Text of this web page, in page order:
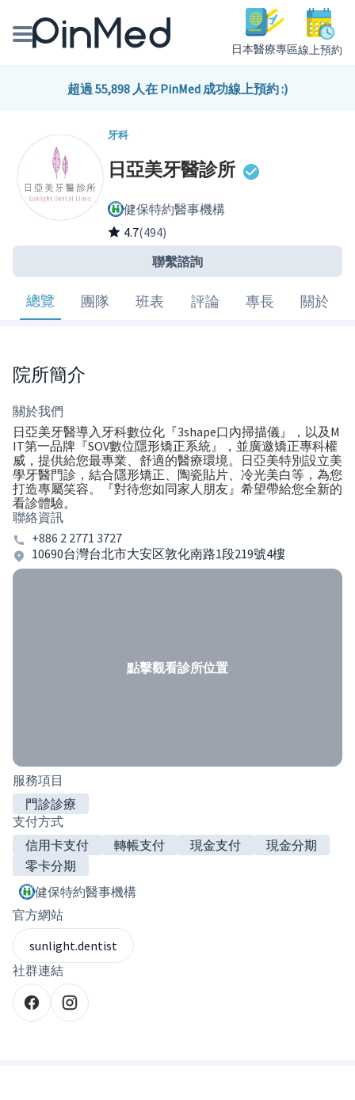
日本醫療專區線上預約
線上預約醫師、院所
健康主題館
我是醫療人員
超過 55,898 人在 PinMed 成功線上預約 :)
牙科
日亞美牙醫診所
健保特約醫事機構
4.7(494)
聯繫諮詢
總覽 團隊 班表 評論 專長 關於
院所簡介
關於我們
日亞美牙醫導入牙科數位化『3shape口內掃描儀』，以及M
IT第一品牌『SOV數位隱形矯正系統』，並廣邀矯正專科權
威，提供給您最專業、舒適的醫療環境。日亞美特別設立美
學牙醫門診，結合隱形矯正、陶瓷貼片、冷光美白等，為您
打造專屬笑容。『對待您如同家人朋友』希望帶給您全新的
看診體驗。
聯絡資訊
+886 2 2771 3727
10690台灣台北市大安区敦化南路1段219號4樓
點擊觀看診所位置
服務項目
門診診療
支付方式
信用卡支付
轉帳支付 現金支付
現金分期
零卡分期
健保特約醫事機構
官方網站
sunlight.dentist
社群連結